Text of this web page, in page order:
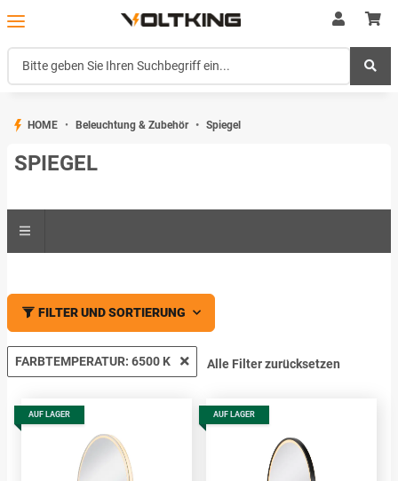
HOME Beleuchtung & Zubehör Spiegel
SPIEGEL
FILTER UND SORTIERUNG
FARBTEMPERATUR: 6500 K Alle Filter zurücksetzen
AUF LAGER AUF LAGER